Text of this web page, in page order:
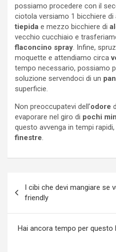
possiamo procedere con il
ciotola versiamo 1 bicchiere di
tiepida e mezzo bicchiere di
vecchio cucchiaio e
flaconcino spray. Infine,
moquette e attendiamo circa
tempo necessario, possiamo
soluzione servendoci di un
superficie.
Non preoccupatevi dell’odore
evaporare nel giro di pochi
questo avvenga in tempi
finestre.
articoli
I cibi che devi mangiare se
friendly
Hai ancora tempo per questo